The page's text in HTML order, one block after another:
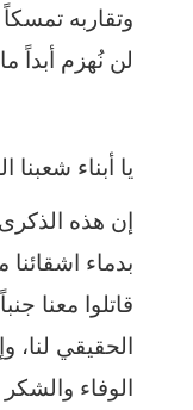
وتقاربه
لن نُهزم أبداً
يا أبناء
إن هذه
بدماء
قاتلوا معنا
الحقيقي لنا،
الوفاء